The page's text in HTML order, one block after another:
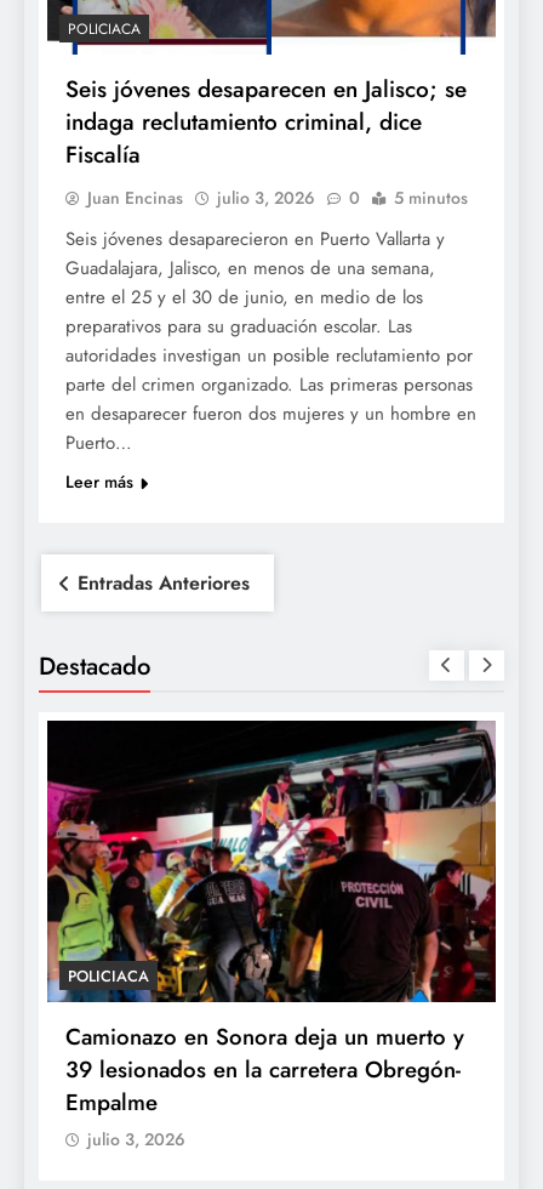
POLICIACA
Seis jóvenes desaparecen en Jalisco; se
indaga reclutamiento criminal, dice
Fiscalía
Juan Encinas julio 3, 2026 0 5 minutos
Seis jóvenes desaparecieron en Puerto Vallarta y
Guadalajara, Jalisco, en menos de una semana,
entre el 25 y el 30 de junio, en medio de los
preparativos para su graduación escolar. Las
autoridades investigan un posible reclutamiento por
parte del crimen organizado. Las primeras personas
en desaparecer fueron dos mujeres y un hombre en
Puerto…
Leer más
Navegación
de
entradas
Entradas Anteriores
Destacado
en Sonora deja un muerto y
en la carretera Obregón-
3, 2026
POLÍTICA